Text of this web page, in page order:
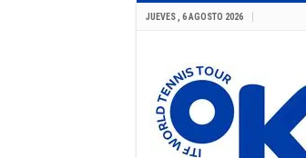
JUEVES , 6 AGOSTO 2026